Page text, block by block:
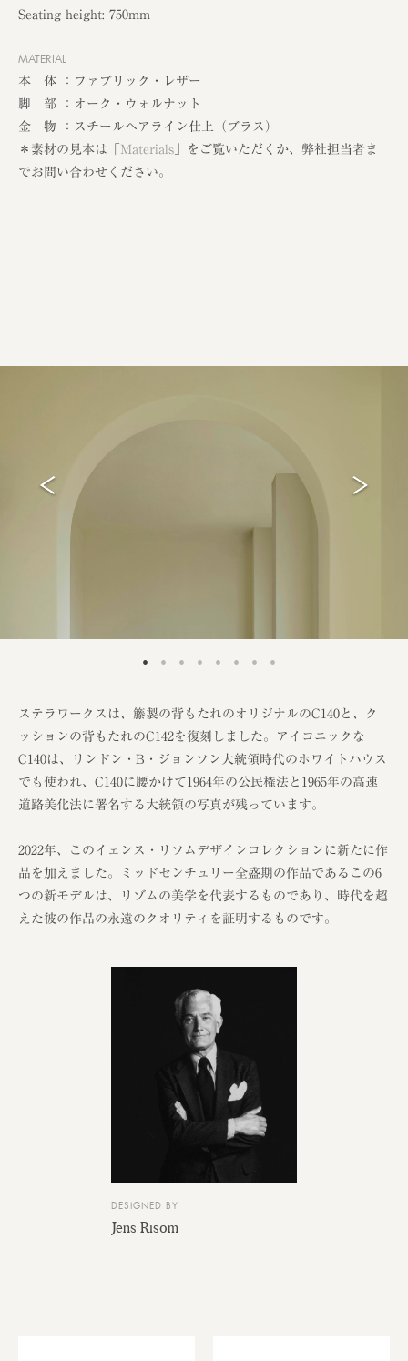
Seating height: 750mm
MATERIAL
本 体 ：ファブリック・レザー
脚 部 ：オーク・ウォルナット
金 物 ：スチールヘアライン仕上（ブラス）
＊素材の見本は「 Materials 」をご覧いただくか、弊社担当者ま
でお問い合わせください。
ステラワークスは、籐製の背もたれのオリジナルのC140と、ク
ッションの背もたれのC142を復刻しました。アイコニックな
C140は、リンドン・B・ジョンソン大統領時代のホワイトハウス
でも使われ、C140に腰かけて1964年の公民権法と1965年の高速
道路美化法に署名する大統領の写真が残っています。
2022年、このイェンス・リソムデザインコレクションに新たに作
品を加えました。ミッドセンチュリー全盛期の作品であるこの6
つの新モデルは、リゾムの美学を代表するものであり、時代を超
えた彼の作品の永遠のクオリティを証明するものです。
DESIGNED BY
Jens Risom